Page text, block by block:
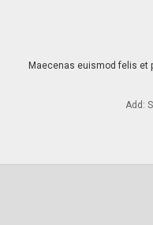
Maecenas euismod felis et